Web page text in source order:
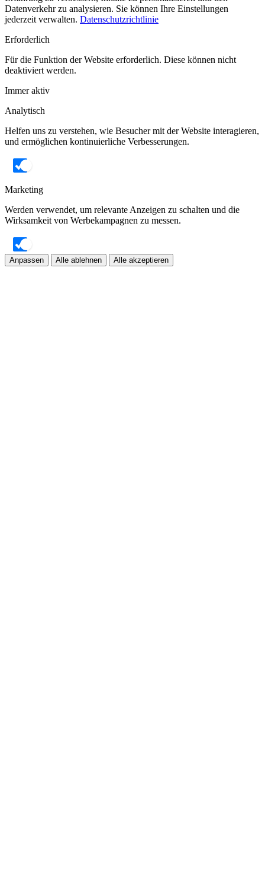
Datenverkehr zu analysieren. Sie können Ihre Einstellungen
jederzeit verwalten. Datenschutzrichtlinie
Erforderlich
Für die Funktion der Website erforderlich. Diese können nicht
deaktiviert werden.
Immer aktiv
Analytisch
Helfen uns zu verstehen, wie Besucher mit der Website interagieren,
und ermöglichen kontinuierliche Verbesserungen.
Marketing
Werden verwendet, um relevante Anzeigen zu schalten und die
Wirksamkeit von Werbekampagnen zu messen.
Anpassen Alle ablehnen Alle akzeptieren